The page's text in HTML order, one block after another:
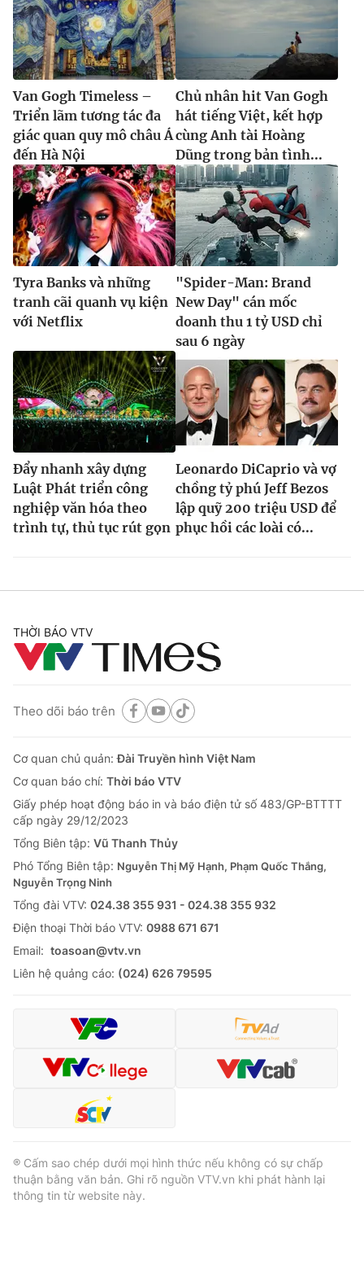
Van Gogh Timeless –
Triển lãm tương tác đa
giác quan quy mô châu Á
đến Hà Nội
Chủ nhân hit Van Gogh
hát tiếng Việt, kết hợp
cùng Anh tài Hoàng
Dũng trong bản tình...
Tyra Banks và những
tranh cãi quanh vụ kiện
với Netflix
"Spider-Man: Brand
New Day" cán mốc
doanh thu 1 tỷ USD chỉ
sau 6 ngày
Đẩy nhanh xây dựng
Luật Phát triển công
nghiệp văn hóa theo
trình tự, thủ tục rút gọn
Leonardo DiCaprio và vợ
chồng tỷ phú Jeff Bezos
lập quỹ 200 triệu USD để
phục hồi các loài có...
THỜI BÁO VTV
Theo dõi báo trên
Cơ quan chủ quản:Đài Truyền hình Việt Nam
Cơ quan báo chí: Thời báo VTV
Giấy phép hoạt động báo in và báo điện tử số 483/GP-BTTTT
cấp ngày 29/12/2023
Tổng Biên tập: Vũ Thanh Thủy
Phó Tổng Biên tập: Nguyễn Thị Mỹ Hạnh, Phạm Quốc Thắng,
Nguyễn Trọng Ninh
Tổng đài VTV: 024.38 355 931 - 024.38 355 932
Ðiện thoại Thời báo VTV: 0988 671 671
Email: toasoan@vtv.vn
Liên hệ quảng cáo: (024) 626 79595
® Cấm sao chép dưới mọi hình thức nếu không có sự chấp
thuận bằng văn bản. Ghi rõ nguồn VTV.vn khi phát hành lại
thông tin từ website này.